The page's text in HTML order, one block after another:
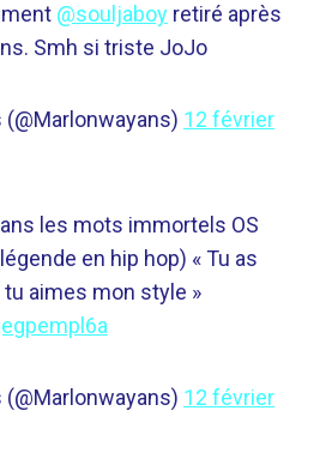
@souljaboy retiré après
Smh si triste JoJo
12 février
les mots immortels OS
en hip hop) « Tu as
aimes mon style »
12 février